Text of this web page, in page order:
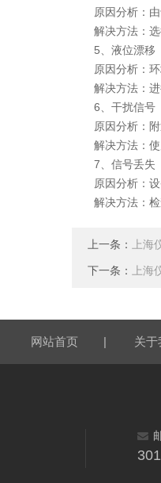
原因分析：由
解决方法：选
5、液位漂移
原因分析：环
解决方法：进
6、干扰信号
原因分析：附
解决方法：使
7、信号丢失
原因分析：设
解决方法：检
上一条： 上海
下一条： 上海
网站首页 | 关于